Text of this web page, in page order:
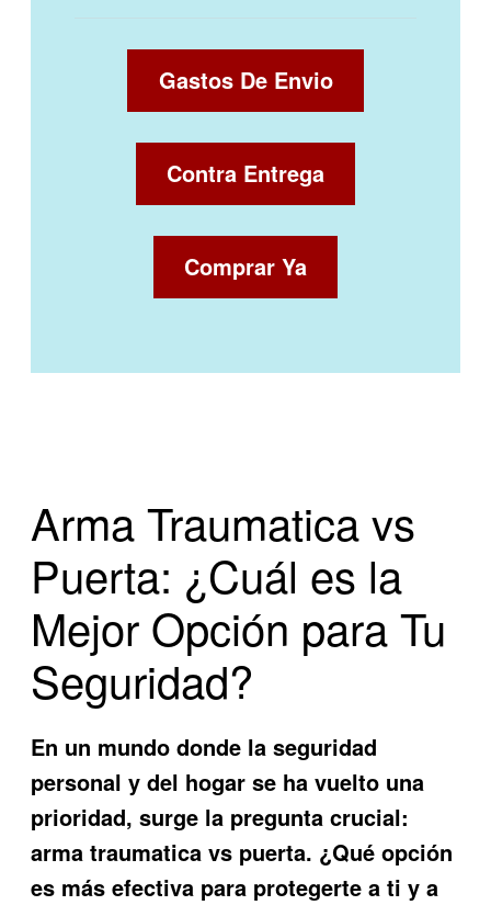
Gastos De Envio
Contra Entrega
Comprar Ya
Arma Traumatica vs
Puerta: ¿Cuál es la
Mejor Opción para Tu
Seguridad?
En un mundo donde la seguridad
personal y del hogar se ha vuelto una
prioridad, surge la pregunta crucial:
arma traumatica vs puerta. ¿Qué opción
es más efectiva para protegerte a ti y a